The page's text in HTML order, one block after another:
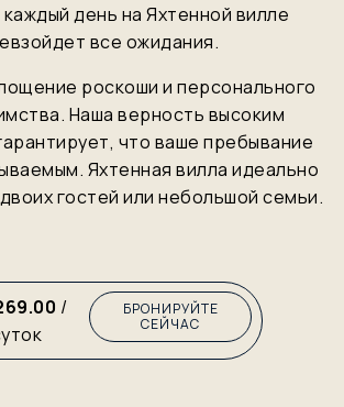
день на Яхтенной вилле
все ожидания.
роскоши и персонального
Наша верность высоким
что ваше пребывание
Яхтенная вилла идеально
гостей или небольшой семьи.
/
БРОНИРУЙТЕ
СЕЙЧАС